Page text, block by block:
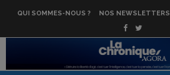
QUI SOMMES-NOUS ? NOS NEWSLETTERS